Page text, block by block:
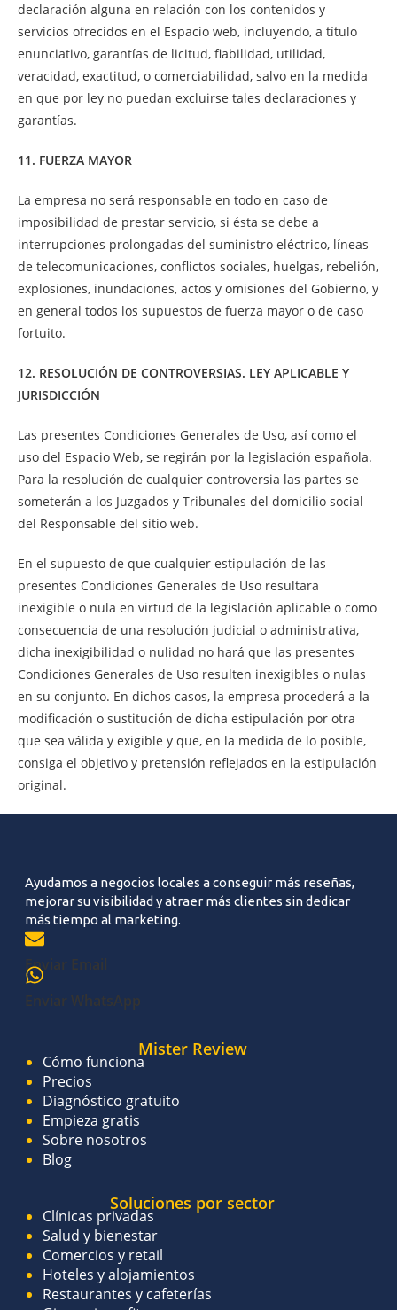
declaración alguna en relación con los contenidos y
servicios ofrecidos en el Espacio web, incluyendo, a título
enunciativo, garantías de licitud, fiabilidad, utilidad,
veracidad, exactitud, o comerciabilidad, salvo en la medida
en que por ley no puedan excluirse tales declaraciones y
garantías.
11. FUERZA MAYOR
La empresa no será responsable en todo en caso de
imposibilidad de prestar servicio, si ésta se debe a
interrupciones prolongadas del suministro eléctrico, líneas
de telecomunicaciones, conflictos sociales, huelgas, rebelión,
explosiones, inundaciones, actos y omisiones del Gobierno, y
en general todos los supuestos de fuerza mayor o de caso
fortuito.
12. RESOLUCIÓN DE CONTROVERSIAS. LEY APLICABLE Y
JURISDICCIÓN
Las presentes Condiciones Generales de Uso, así como el
uso del Espacio Web, se regirán por la legislación española.
Para la resolución de cualquier controversia las partes se
someterán a los Juzgados y Tribunales del domicilio social
del Responsable del sitio web.
En el supuesto de que cualquier estipulación de las
presentes Condiciones Generales de Uso resultara
inexigible o nula en virtud de la legislación aplicable o como
consecuencia de una resolución judicial o administrativa,
dicha inexigibilidad o nulidad no hará que las presentes
Condiciones Generales de Uso resulten inexigibles o nulas
en su conjunto. En dichos casos, la empresa procederá a la
modificación o sustitución de dicha estipulación por otra
que sea válida y exigible y que, en la medida de lo posible,
consiga el objetivo y pretensión reflejados en la estipulación
original.
Ayudamos a negocios locales a conseguir más reseñas,
mejorar su visibilidad y atraer más clientes sin dedicar
más tiempo al marketing.
Enviar Email
Enviar WhatsApp
Mister Review
Cómo funciona
Precios
Diagnóstico gratuito
Empieza gratis
Sobre nosotros
Blog
Soluciones por sector
Clínicas privadas
Salud y bienestar
Comercios y retail
Hoteles y alojamientos
Restaurantes y cafeterías